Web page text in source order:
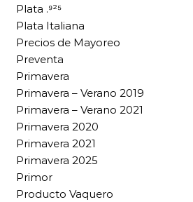
Plata .⁹²⁵
Plata Italiana
Precios de Mayoreo
Preventa
Primavera
Primavera – Verano 2019
Primavera – Verano 2021
Primavera 2020
Primavera 2021
Primavera 2025
Primor
Producto Vaquero